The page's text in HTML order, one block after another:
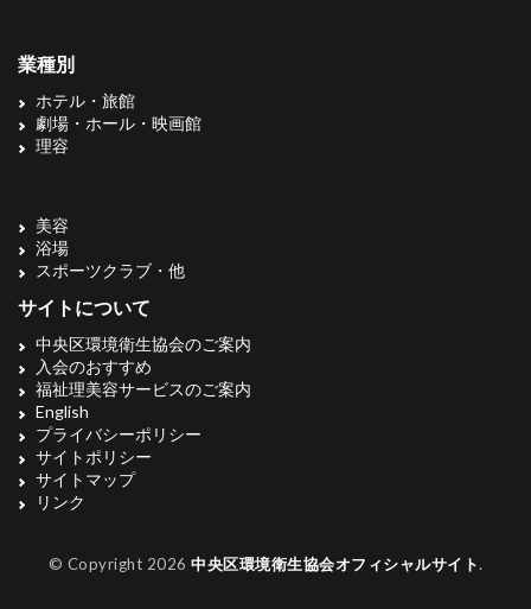
業種別
ホテル・旅館
劇場・ホール・映画館
理容
美容
浴場
スポーツクラブ・他
サイトについて
中央区環境衛生協会のご案内
入会のおすすめ
福祉理美容サービスのご案内
English
プライバシーポリシー
サイトポリシー
サイトマップ
リンク
© Copyright 2026 中央区環境衛生協会オフィシャルサイト.